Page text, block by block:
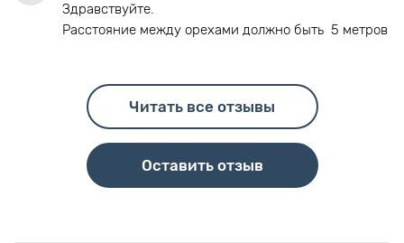
Здравствуйте.
Расстояние между орехами должно быть 5 метров
Читать все отзывы
Оставить отзыв